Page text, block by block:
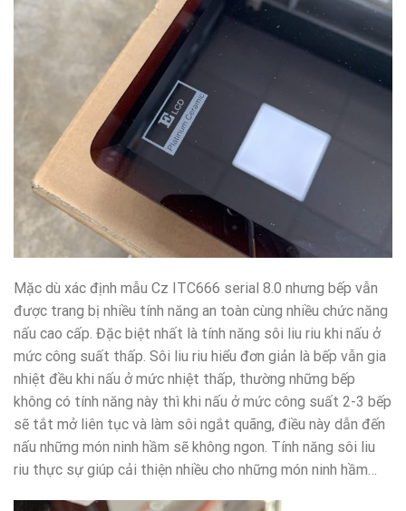
Mặc dù xác định mẫu Cz ITC666 serial 8.0 nhưng bếp vẫn
được trang bị nhiều tính năng an toàn cùng nhiều chức năng
nấu cao cấp. Đặc biệt nhất là tính năng sôi liu riu khi nấu ở
mức công suất thấp. Sôi liu riu hiểu đơn giản là bếp vẫn gia
nhiệt đều khi nấu ở mức nhiệt thấp, thường những bếp
không có tính năng này thì khi nấu ở mức công suất 2-3 bếp
sẽ tắt mở liên tục và làm sôi ngắt quãng, điều này dẫn đến
nấu những món ninh hầm sẽ không ngon. Tính năng sôi liu
riu thực sự giúp cải thiện nhiều cho những món ninh hầm…